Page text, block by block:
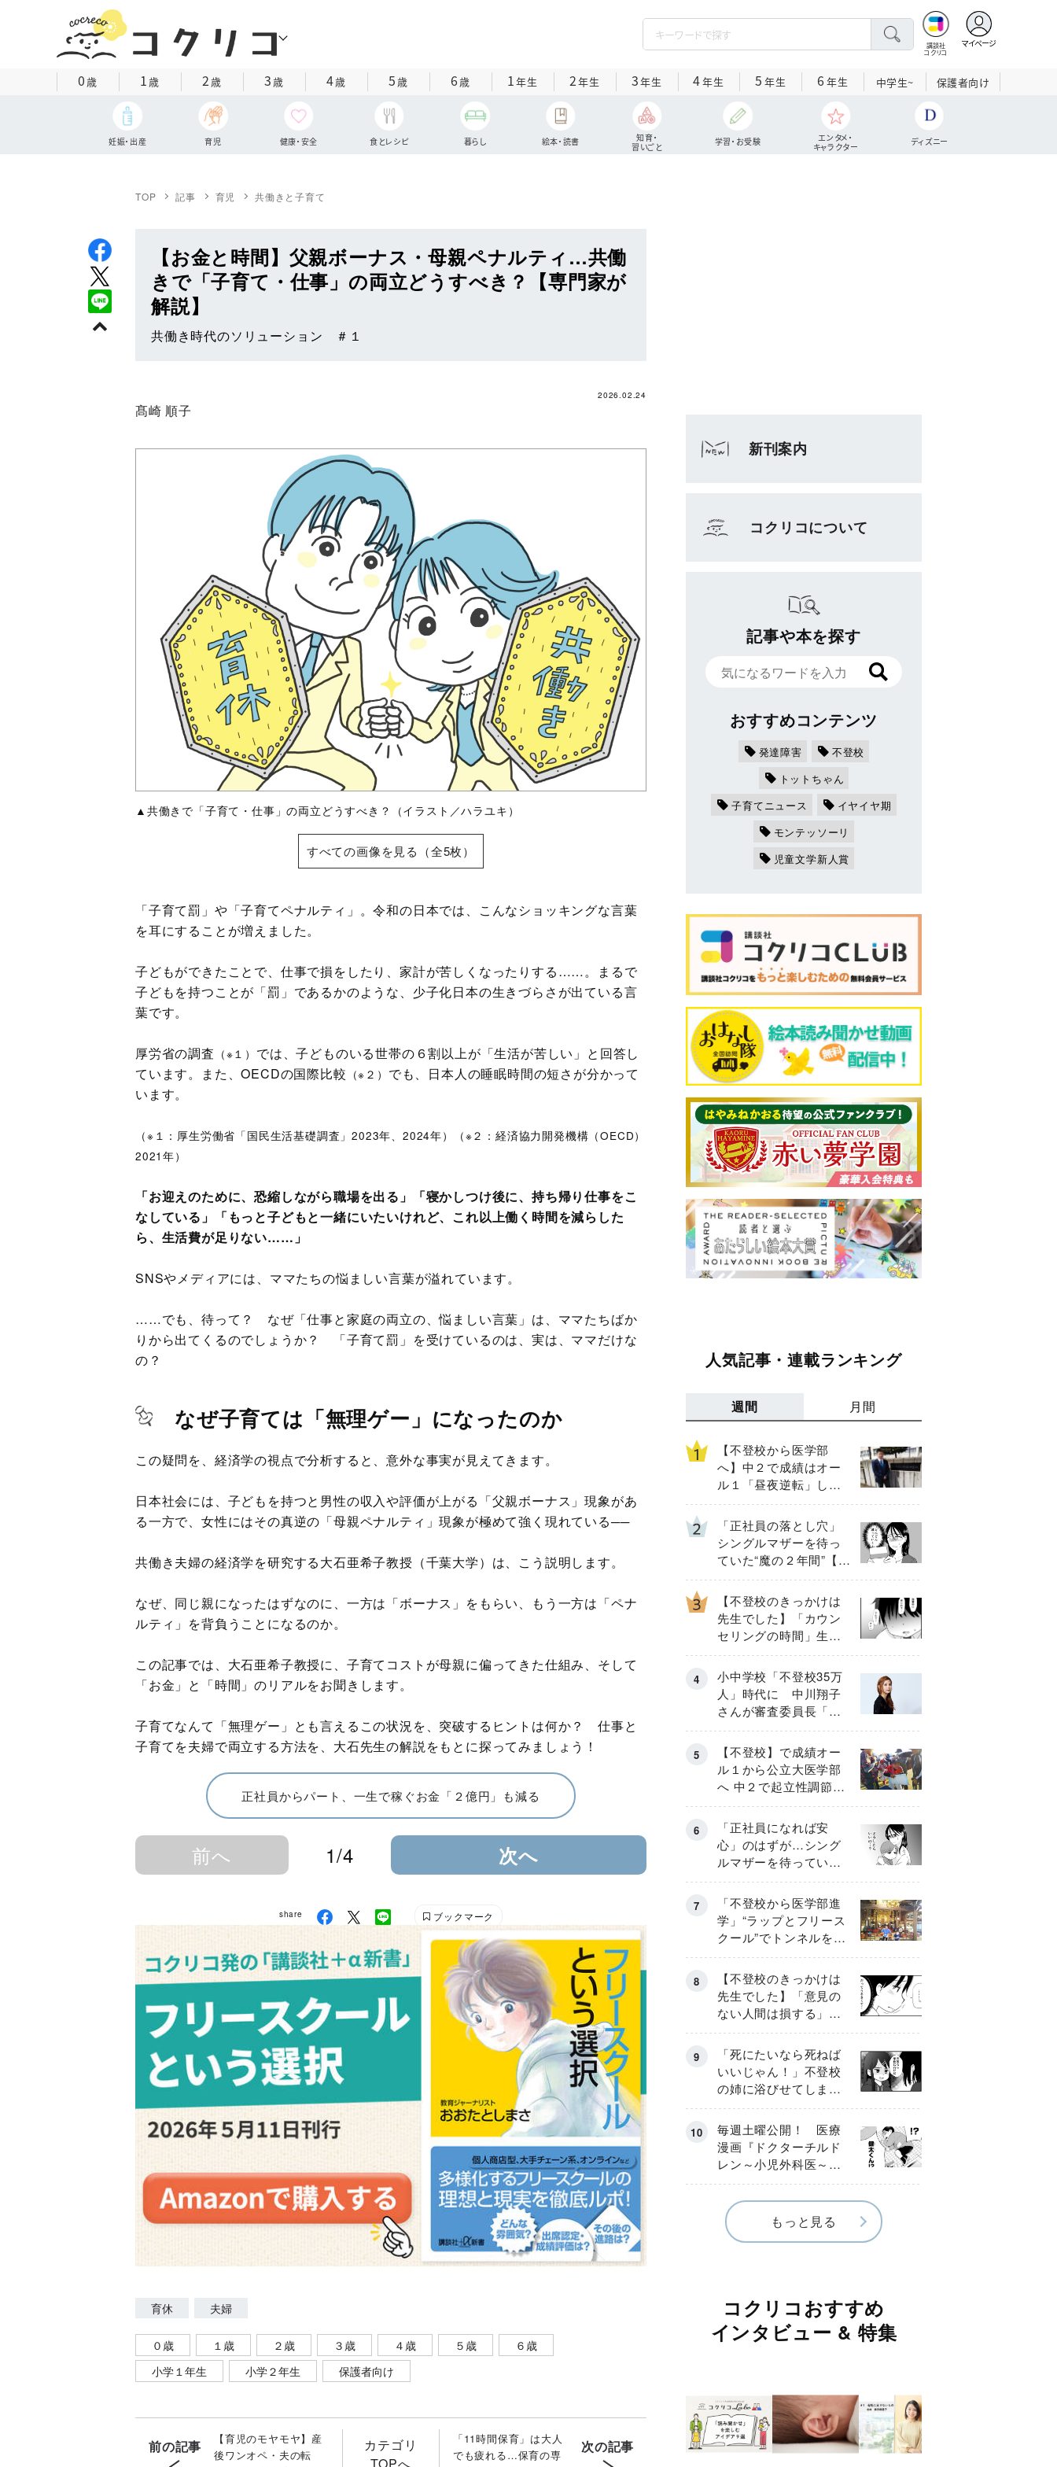
講談社
コクリコ
マイページ
0歳 1歳 2歳 3歳 4歳 5歳 6歳 1年生 2年生 3年生 4年生 5 年生 6 年生 中学生~ 保護者向け
妊娠・出産 育児 健康・安全 食とレシピ 暮らし 絵本・読書
知育・
習いごと
学習・お受験
エンタメ・
キャラクター
ディズニー
TOP 記事 育児 共働きと子育て
【お金と時間】父親ボーナス・母親ペナルティ…共働
きで「子育て・仕事」の両立どうすべき？【専門家が
解説】
共働き時代のソリューション ＃１
2026.02.24
髙崎 順子
▲共働きで「子育て・仕事」の両立どうすべき？（イラスト／ハラユキ）
すべての画像を見る（全5枚）
「子育て罰」や「子育てペナルティ」。令和の日本では、こんなショッキングな言葉
を耳にすることが増えました。
子どもができたことで、仕事で損をしたり、家計が苦しくなったりする……。まるで
子どもを持つことが「罰」であるかのような、少子化日本の生きづらさが出ている言
葉です。
厚労省の調査 （※１） では、子どものいる世帯の６割以上が「生活が苦しい」と回答し
ています。また、OECDの国際比較 （※２） でも、日本人の睡眠時間の短さが分かって
います。
（※１：厚生労働省「国民生活基礎調査」2023年、2024年）（※２：経済協力開発機構（OECD）
2021年）
「お迎えのために、恐縮しながら職場を出る」「寝かしつけ後に、持ち帰り仕事をこ
なしている」「もっと子どもと一緒にいたいけれど、これ以上働く時間を減らした
ら、生活費が足りない……」
SNSやメディアには、ママたちの悩ましい言葉が溢れています。
……でも、待って？ なぜ「仕事と家庭の両立の、悩ましい言葉」は、ママたちばか
りから出てくるのでしょうか？ 「子育て罰」を受けているのは、実は、ママだけな
の？
なぜ子育ては「無理ゲー」になったのか
この疑問を、経済学の視点で分析すると、意外な事実が見えてきます。
日本社会には、子どもを持つと男性の収入や評価が上がる「父親ボーナス」現象があ
る一方で、女性にはその真逆の「母親ペナルティ」現象が極めて強く現れている──
共働き夫婦の経済学を研究する大石亜希子教授（千葉大学）は、こう説明します。
なぜ、同じ親になったはずなのに、一方は「ボーナス」をもらい、もう一方は「ペナ
ルティ」を背負うことになるのか。
この記事では、大石亜希子教授に、子育てコストが母親に偏ってきた仕組み、そして
「お金」と「時間」のリアルをお聞きします。
子育てなんて「無理ゲー」とも言えるこの状況を、突破するヒントは何か？ 仕事と
子育てを夫婦で両立する方法を、大石先生の解説をもとに探ってみましょう！
正社員からパート、一生で稼ぐお金「２億円」も減る
前へ 1/4 次へ
share ブックマーク
育休 夫婦
０歳 １歳 ２歳 ３歳 ４歳 ５歳
６歳
小学１年生
小学２年生 保護者向け
前の記事
【育児のモヤモヤ】産
後ワンオペ・夫の転
カテゴリ
「11時間保育」は大人
でも疲れる…保育の専
次の記事
新刊案内
コクリコについて
記事や本を探す
おすすめコンテンツ
発達障害
不登校
トットちゃん
子育てニュース
イヤイヤ期
モンテッソーリ
児童文学新人賞
人気記事・連載ランキング
週間 月間
【不登校から医学部
へ】中２で成績はオー
ル１「昼夜逆転」した
わが子を”夜遊び”に連れ
出した母の気づき
「正社員の落とし穴」
シングルマザーを待っ
ていた“魔の２年間”【後
編】
【不登校のきっかけは
先生でした】「カウン
セリングの時間」生徒
の情報をバラしたの
は…《第２話》
小中学校「不登校35万
人」時代に 中川翔子
さんが審査委員長「不
登校生動画甲子園
2026」が開催
【不登校】で成績オー
ル１から公立大医学部
へ 中２で起立性調節障
害「治るまで３年」の
診断 そのとき母は
「正社員になれば安
心」のはずが…シング
ルマザーを待ってい
た“魔の２年間”【前編】
「不登校から医学部進
学」“ラップとフリース
クール”でトンネルを脱
して高校受験へ〔元野
球少年の実話〕
【不登校のきっかけは
先生でした】「意見の
ない人間は損する」担
任の一言が苦しみに…
《第１話》
「死にたいなら死ねば
いいじゃん！」不登校
の姉に浴びせてしまっ
た言葉【番外編・後
編】
毎週土曜公開！ 医療
漫画『ドクターチルド
レン～小児外科医～』
【Episode.４】
もっと見る
コクリコおすすめ
インタビュー & 特集